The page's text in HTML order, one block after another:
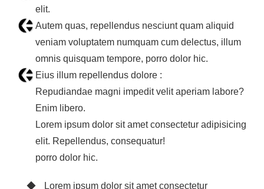
elit.
Autem quas, repellendus nesciunt quam aliquid
veniam voluptatem numquam cum delectus, illum
omnis quisquam tempore, porro dolor hic.
Eius illum repellendus dolore :
Repudiandae magni impedit velit aperiam labore?
Enim libero.
Lorem ipsum dolor sit amet consectetur adipisicing
elit. Repellendus, consequatur!
porro dolor hic.
Lorem ipsum dolor sit amet consectetur